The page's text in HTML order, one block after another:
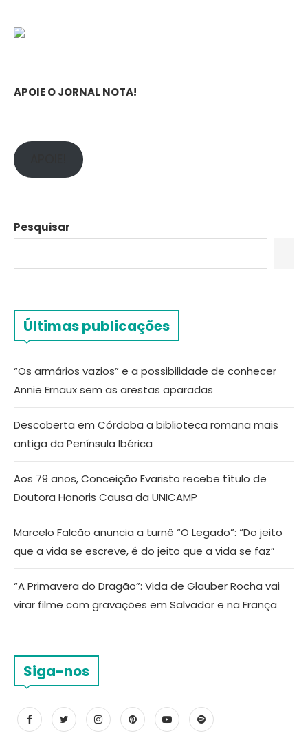
APOIE O JORNAL NOTA!
Pesquisar
Últimas publicações
“Os armários vazios” e a possibilidade de conhecer
Annie Ernaux sem as arestas aparadas
Descoberta em Córdoba a biblioteca romana mais
antiga da Península Ibérica
Aos 79 anos, Conceição Evaristo recebe título de
Doutora Honoris Causa da UNICAMP
Marcelo Falcão anuncia a turnê “O Legado”: “Do jeito
que a vida se escreve, é do jeito que a vida se faz”
“A Primavera do Dragão”: Vida de Glauber Rocha vai
virar filme com gravações em Salvador e na França
Siga-nos